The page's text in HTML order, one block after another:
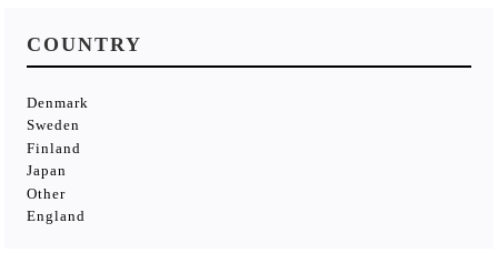
COUNTRY
Denmark
Sweden
Finland
Japan
Other
England